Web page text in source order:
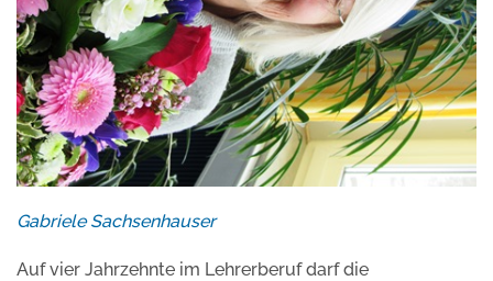
Gabriele Sachsenhauser
Auf vier Jahrzehnte im Lehrerberuf darf die